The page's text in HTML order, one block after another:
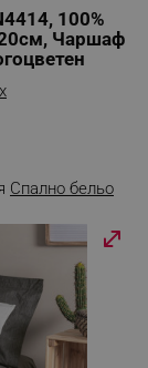
100%
Чаршаф
Спално бельо